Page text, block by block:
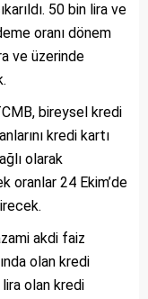
50 bin lira ve
oranı dönem
ve üzerinde
bireysel kredi
kredi kartı
olarak
oranlar 24 Ekim’de
akdi faiz
olan kredi
olan kredi